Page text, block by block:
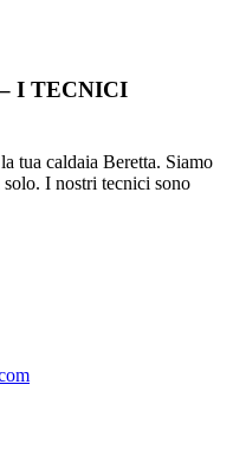
I TECNICI
tua caldaia Beretta. Siamo
solo. I nostri tecnici sono